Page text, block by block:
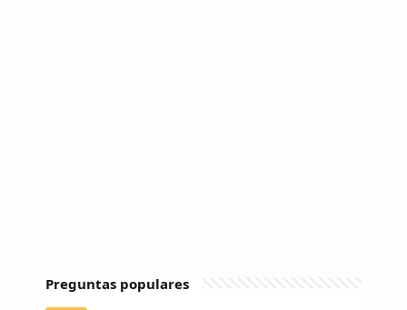
Preguntas populares